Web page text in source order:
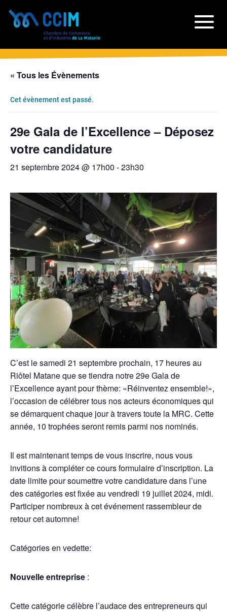
« Tous les Évènements
Cet évènement est passé.
29e Gala de l’Excellence – Déposez
votre candidature
21 septembre 2024 @ 17h00 -23h30
C’est le samedi 21 septembre prochain, 17 heures au
Riôtel Matane que se tiendra notre 29e Gala de
l’Excellence ayant pour thème: «Réinventez ensemble!»,
l’occasion de célébrer tous nos acteurs économiques qui
se démarquent chaque jour à travers toute la MRC. Cette
année, 10 trophées seront remis parmi nos nominés.
Il est maintenant temps de vous inscrire, nous vous
invitions à compléter ce cours formulaire d’inscription. La
date limite pour soumettre votre candidature dans l’une
des catégories est fixée au vendredi 19 juillet 2024, midi.
Participer nombreux à cet événement rassembleur de
retour cet automne!
Catégories en vedette:
Nouvelle entreprise :
Cette catégorie célèbre l’audace des entrepreneurs qui